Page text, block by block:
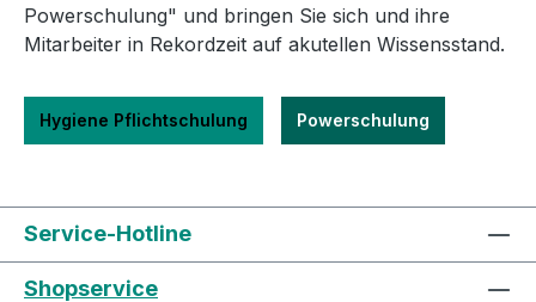
Powerschulung" und bringen Sie sich und ihre
Mitarbeiter in Rekordzeit auf akutellen Wissensstand.
Hygiene Pflichtschulung Powerschulung
Service-Hotline
Shopservice